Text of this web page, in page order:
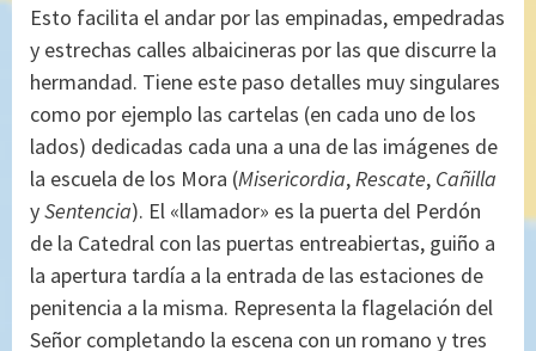
Esto facilita el andar por las empinadas, empedradas
y estrechas calles albaicineras por las que discurre la
hermandad. Tiene este paso detalles muy singulares
como por ejemplo las cartelas (en cada uno de los
lados) dedicadas cada una a una de las imágenes de
la escuela de los Mora (Misericordia,Rescate, Cañilla
ySentencia). El «llamador» es la puerta del Perdón
de la Catedral con las puertas entreabiertas, guiño a
la apertura tardía a la entrada de las estaciones de
penitencia a la misma. Representa la flagelación del
Señor completando la escena con un romano y tres